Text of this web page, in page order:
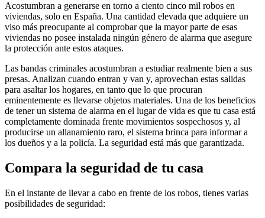
Acostumbran a generarse en torno a ciento cinco mil robos en
viviendas, solo en España. Una cantidad elevada que adquiere un
viso más preocupante al comprobar que la mayor parte de esas
viviendas no posee instalada ningún género de alarma que asegure
la protección ante estos ataques.
Las bandas criminales acostumbran a estudiar realmente bien a sus
presas. Analizan cuando entran y van y, aprovechan estas salidas
para asaltar los hogares, en tanto que lo que procuran
eminentemente es llevarse objetos materiales. Una de los beneficios
de tener un sistema de alarma en el lugar de vida es que tu casa está
completamente dominada frente movimientos sospechosos y, al
producirse un allanamiento raro, el sistema brinca para informar a
los dueños y a la policía. La seguridad está más que garantizada.
Compara la seguridad de tu casa
En el instante de llevar a cabo en frente de los robos, tienes varias
posibilidades de seguridad: